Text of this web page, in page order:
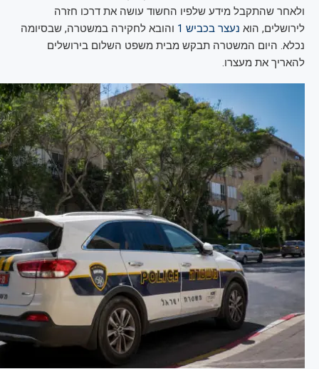
ולאחר שהתקבל מידע שלפיו החשוד עושה את דרכו חזרה
לירושלים, הוא נעצר בכביש 1
והובא לחקירה במשטרה, שבסיומה
נכלא. היום המשטרה תבקש מבית משפט השלום בירושלים
להאריך את מעצרו.